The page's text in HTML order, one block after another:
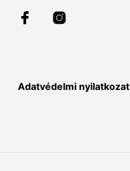
Adatvédelmi nyilatkozat